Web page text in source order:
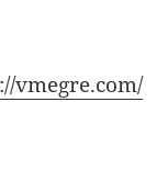
vmegre.com/